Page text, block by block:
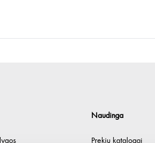
Naudinga
Prekių katalogai